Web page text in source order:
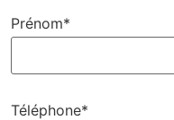
Prénom*
Téléphone*